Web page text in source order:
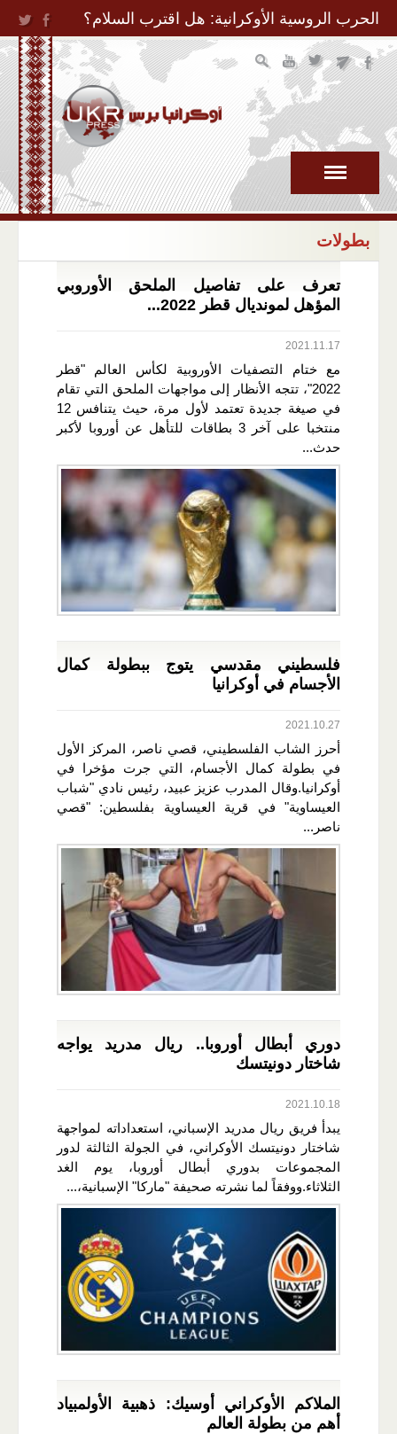
Jump to Navigation
الحرب الروسية الأوكرانية: هل اقترب السلام؟
بطولات
تعرف على تفاصيل الملحق الأوروبي
المؤهل لمونديال قطر 2022...
2021.11.17
مع ختام التصفيات الأوروبية لكأس العالم "قطر
2022"، تتجه الأنظار إلى مواجهات الملحق التي تقام
في صيغة جديدة تعتمد لأول مرة، حيث يتنافس 12
منتخبا على آخر 3 بطاقات للتأهل عن أوروبا لأكبر
حدث...
فلسطيني مقدسي يتوج ببطولة كمال
الأجسام في أوكرانيا
2021.10.27
أحرز الشاب الفلسطيني، قصي ناصر، المركز الأول
في بطولة كمال الأجسام، التي جرت مؤخرا في
أوكرانيا.وقال المدرب عزيز عبيد، رئيس نادي "شباب
العيساوية" في قرية العيساوية بفلسطين: "قصي
ناصر...
دوري أبطال أوروبا.. ريال مدريد يواجه
شاختار دونيتسك
2021.10.18
يبدأ فريق ريال مدريد الإسباني، استعداداته لمواجهة
شاختار دونيتسك الأوكراني، في الجولة الثالثة لدور
المجموعات بدوري أبطال أوروبا، يوم الغد
الثلاثاء.ووفقاً لما نشرته صحيفة "ماركا" الإسبانية،...
الملاكم الأوكراني أوسيك: ذهبية الأولمبياد
أهم من بطولة العالم